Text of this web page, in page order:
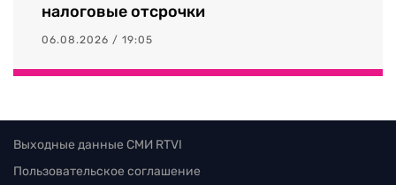
налоговые отсрочки
06.08.2026 / 19:05
Выходные данные СМИ RTVI
Пользовательское соглашение